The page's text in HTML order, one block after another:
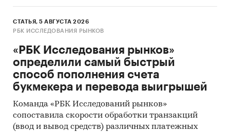
СТАТЬЯ, 5 АВГУСТА 2026
РБК ИССЛЕДОВАНИЯ РЫНКОВ
«РБК Исследования рынков»
определили самый быстрый
способ пополнения счета
букмекера и перевода выигрышей
Команда «РБК Исследований рынков»
сопоставила скорости обработки транзакций
(ввод и вывод средств) различных платежных